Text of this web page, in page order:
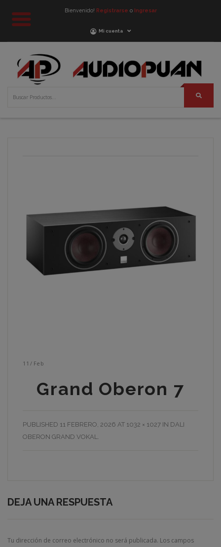
Bienvenido! Registrarse o Ingresar
Mi cuenta
11 / Feb
Grand Oberon 7
PUBLISHED 11 FEBRERO, 2026 AT 1032 × 1027 IN DALI
OBERON GRAND VOKAL.
DEJA UNA RESPUESTA
Tu dirección de correo electrónico no será publicada. Los campos